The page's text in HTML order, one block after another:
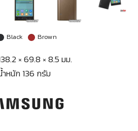
Black Brown
× 69.8 × 8.5 มม.
ำหนัก 136 กรัม